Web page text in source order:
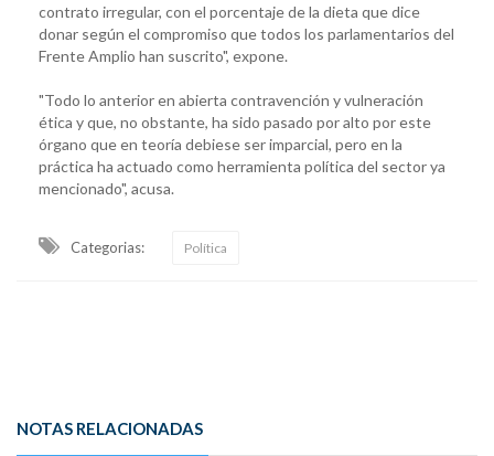
contrato irregular, con el porcentaje de la dieta que dice
donar según el compromiso que todos los parlamentarios del
Frente Amplio han suscrito", expone.
"Todo lo anterior en abierta contravención y vulneración
ética y que, no obstante, ha sido pasado por alto por este
órgano que en teoría debiese ser imparcial, pero en la
práctica ha actuado como herramienta política del sector ya
mencionado", acusa.
Categorias: Política
NOTAS RELACIONADAS